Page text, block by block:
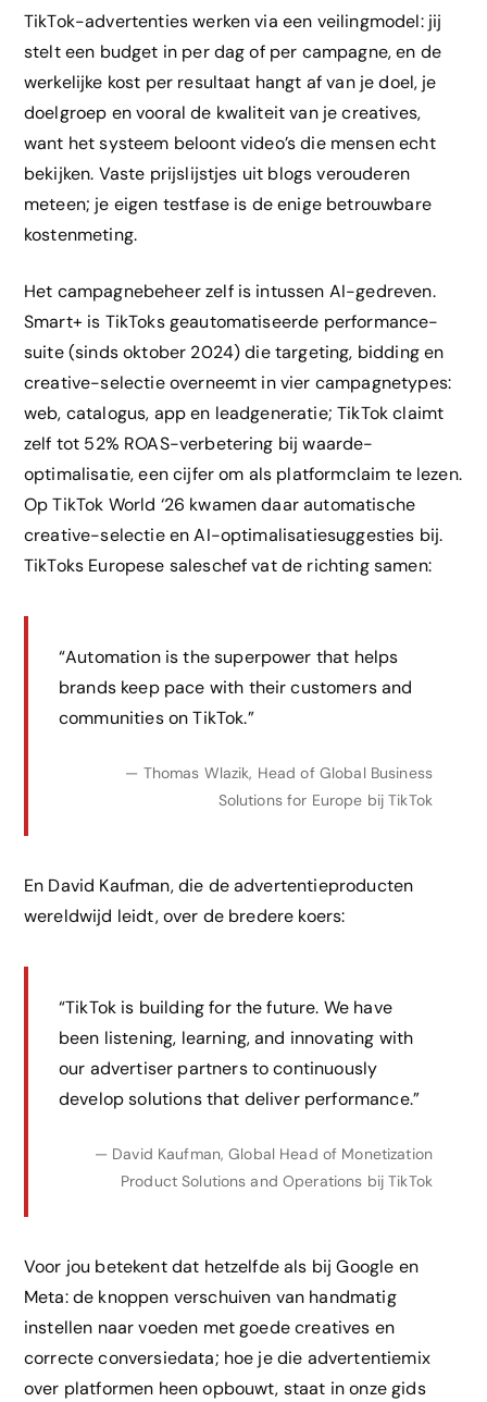
TikTok-advertenties werken via een veilingmodel: jij
stelt een budget in per dag of per campagne, en de
werkelijke kost per resultaat hangt af van je doel, je
doelgroep en vooral de kwaliteit van je creatives,
want het systeem beloont video’s die mensen echt
bekijken. Vaste prijslijstjes uit blogs verouderen
meteen; je eigen testfase is de enige betrouwbare
kostenmeting.
Het campagnebeheer zelf is intussen AI-gedreven.
Smart+ is TikToks geautomatiseerde performance-
suite (sinds oktober 2024) die targeting, bidding en
creative-selectie overneemt in vier campagnetypes:
web, catalogus, app en leadgeneratie; TikTok claimt
zelf tot 52% ROAS-verbetering bij waarde-
optimalisatie, een cijfer om als platformclaim te lezen.
Op TikTok World ‘26 kwamen daar automatische
creative-selectie en AI-optimalisatiesuggesties bij.
TikToks Europese saleschef vat de richting samen:
“Automation is the superpower that helps
brands keep pace with their customers and
communities on TikTok.”
— Thomas Wlazik, Head of Global Business
Solutions for Europe bij TikTok
En David Kaufman, die de advertentieproducten
wereldwijd leidt, over de bredere koers:
“TikTok is building for the future. We have
been listening, learning, and innovating with
our advertiser partners to continuously
develop solutions that deliver performance.”
— David Kaufman, Global Head of Monetization
Product Solutions and Operations bij TikTok
Voor jou betekent dat hetzelfde als bij Google en
Meta: de knoppen verschuiven van handmatig
instellen naar voeden met goede creatives en
correcte conversiedata; hoe je die advertentiemix
over platformen heen opbouwt, staat in onze gids